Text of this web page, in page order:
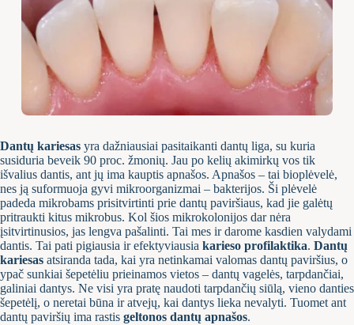
Dantų kariesas yra dažniausiai pasitaikanti dantų liga, su kuria
susiduria beveik 90 proc. žmonių. Jau po kelių akimirkų vos tik
išvalius dantis, ant jų ima kauptis apnašos. Apnašos – tai bioplėvelė,
nes ją suformuoja gyvi mikroorganizmai – bakterijos. Ši plėvelė
padeda mikrobams prisitvirtinti prie dantų paviršiaus, kad jie galėtų
pritraukti kitus mikrobus. Kol šios mikrokolonijos dar nėra
įsitvirtinusios, jas lengva pašalinti. Tai mes ir darome kasdien valydami
dantis. Tai pati pigiausia ir efektyviausia karieso profilaktika. Dantų
kariesas atsiranda tada, kai yra netinkamai valomas dantų paviršius, o
ypač sunkiai šepetėliu prieinamos vietos – dantų vagelės, tarpdančiai,
galiniai dantys. Ne visi yra pratę naudoti tarpdančių siūlą, vieno danties
šepetėlį, o neretai būna ir atvejų, kai dantys lieka nevalyti. Tuomet ant
dantų paviršių ima rastis geltonos dantų apnašos.